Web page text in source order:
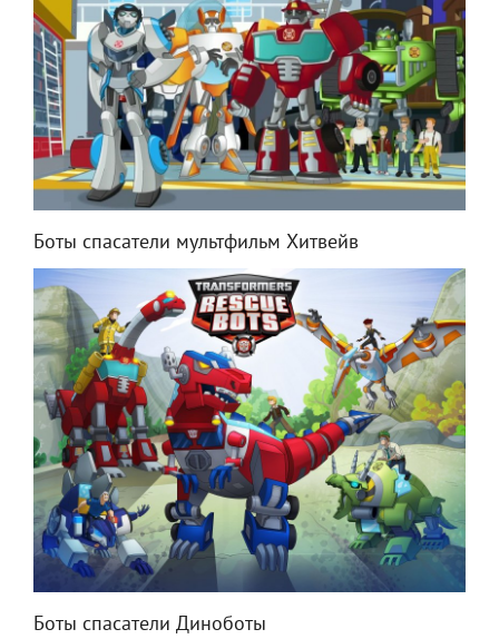
Боты спасатели мультфильм Хитвейв
Боты спасатели Диноботы